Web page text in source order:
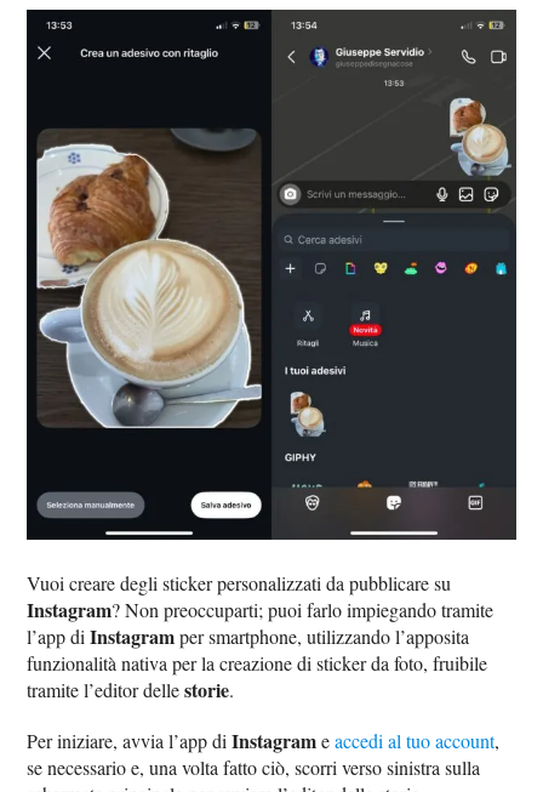
Vuoi creare degli sticker personalizzati da pubblicare su
Instagram? Non preoccuparti; puoi farlo impiegando tramite
l’app diInstagramper smartphone, utilizzando l’apposita
funzionalità nativa per la creazione di sticker da foto, fruibile
tramite l’editor dellestorie.
Per iniziare, avvia l’app diInstagrameaccedi al tuo account,
se necessario e, una volta fatto ciò, scorri verso sinistra sulla